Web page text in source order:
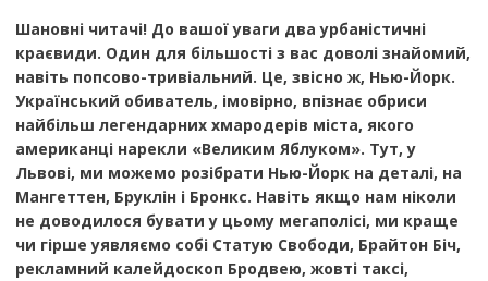
Шановні читачі! До вашої уваги два урбаністичні
краєвиди. Один для більшості з вас доволі знайомий,
навіть попсово-тривіальний. Це, звісно ж, Нью-Йорк.
Український обиватель, імовірно, впізнає обриси
найбільш легендарних хмародерів міста, якого
американці нарекли «Великим Яблуком». Тут, у
Львові, ми можемо розібрати Нью-Йорк на деталі, на
Мангеттен, Бруклін і Бронкс. Навіть якщо нам ніколи
не доводилося бувати у цьому мегаполісі, ми краще
чи гірше уявляємо собі Статую Свободи, Брайтон Біч,
рекламний калейдоскоп Бродвею, жовті таксі,